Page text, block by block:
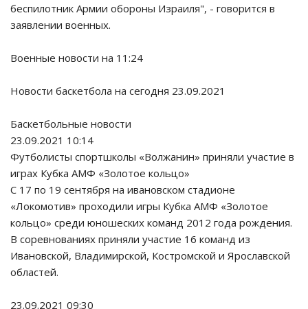
беспилотник Армии обороны Израиля", - говорится в
заявлении военных.
Военные новости на 11:24
Новости баскетбола на сегодня 23.09.2021
Баскетбольные новости
23.09.2021 10:14
Футболисты спортшколы «Волжанин» приняли участие в
играх Кубка АМФ «Золотое кольцо»
С 17 по 19 сентября на ивановском стадионе
«Локомотив» проходили игры Кубка АМФ «Золотое
кольцо» среди юношеских команд 2012 года рождения.
В соревнованиях приняли участие 16 команд из
Ивановской, Владимирской, Костромской и Ярославской
областей.
23.09.2021 09:30